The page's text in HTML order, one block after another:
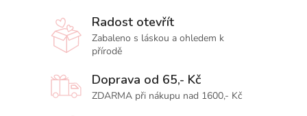
Radost otevřít
Zabaleno s láskou a ohledem k
přírodě
Doprava od 65,- Kč
ZDARMA při nákupu nad 1600,- Kč